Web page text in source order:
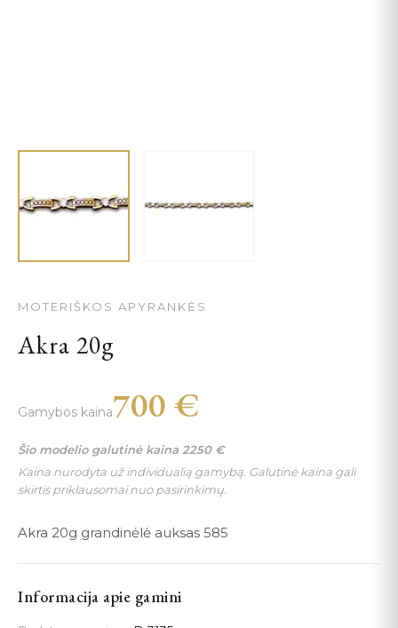
MOTERIŠKOS APYRANKĖS
Akra 20g
Gamybos kaina700 €
Šio modelio galutinė kaina 2250 €
Kaina nurodyta už individualią gamybą. Galutinė kaina gali
skirtis priklausomai nuo pasirinkimų.
Akra 20g grandinėlė auksas 585
Informacija apie gamini